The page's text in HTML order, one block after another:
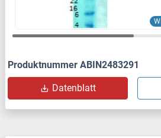
Produktnummer ABIN2483291
Datenblatt